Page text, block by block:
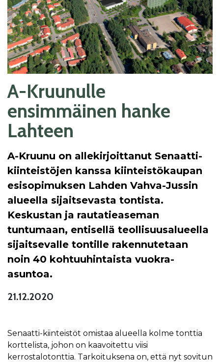
A-Kruunulle
ensimmäinen hanke
Lahteen
A-Kruunu on allekirjoittanut Senaatti-
kiinteistöjen kanssa kiinteistökaupan
esisopimuksen Lahden Vahva-Jussin
alueella sijaitsevasta tontista.
Keskustan ja rautatieaseman
tuntumaan, entisellä teollisuusalueella
sijaitsevalle tontille rakennutetaan
noin 40 kohtuuhintaista vuokra-
asuntoa.
21.12.2020
Senaatti-kiinteistöt omistaa alueella kolme tonttia
korttelista, johon on kaavoitettu viisi
kerrostalotonttia. Tarkoituksena on, että nyt sovitun